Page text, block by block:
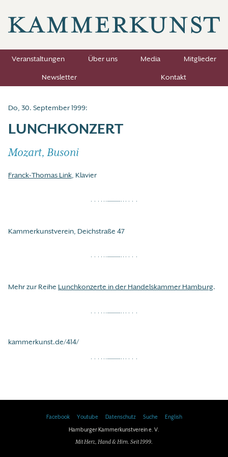
Veranstaltungen Über uns Media
Mitglieder
Newsletter
Kontakt
Do, 30. September 1999:
LUNCHKONZERT
Mozart, Busoni
Franck-Thomas Link, Klavier
Kammerkunstverein, Deichstraße 47
Mehr zur Reihe Lunchkonzerte in der Handelskammer Hamburg.
kammerkunst.de/414/
Facebook Youtube Datenschutz Suche
English
Hamburger Kammerkunstverein e. V.
Mit Herz, Hand & Hirn. Seit 1999.